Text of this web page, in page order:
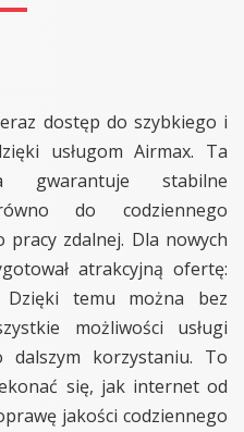
dostęp do szybkiego i
usługom Airmax. Ta
gwarantuje stabilne
do codziennego
zdalnej. Dla nowych
atrakcyjną ofertę:
Dzięki temu można bez
możliwości usługi
dalszym korzystaniu. To
się, jak internet od
jakości codziennego